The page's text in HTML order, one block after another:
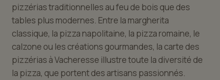
pizzérias traditionnelles au feu de bois que des
tables plus modernes. Entre la margherita
classique, la pizza napolitaine, la pizza romaine, le
calzone ou les créations gourmandes, la carte des
pizzérias à Vacheresse illustre toute la diversité de
la pizza, que portent des artisans passionnés.